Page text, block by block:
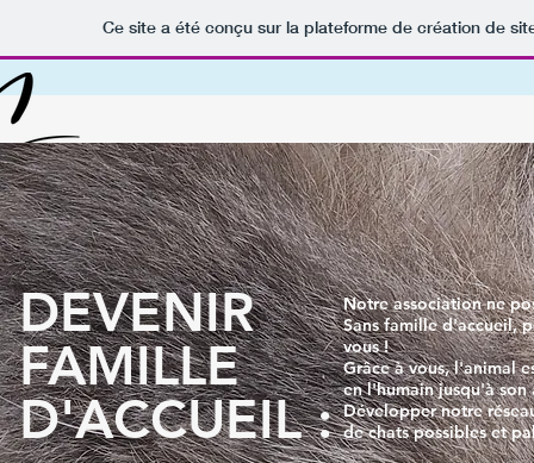
Ce site a été conçu sur la plateforme de création de
Qui sommes nous ? Adopter
DEVENIR
FAMILLE
D'ACCUEIL :
Notre association ne
Sans famille d'accueil,
vous !
Grâce à vous, l'animal
en l'humain jusqu'à
Développer notre
de chats possibles et